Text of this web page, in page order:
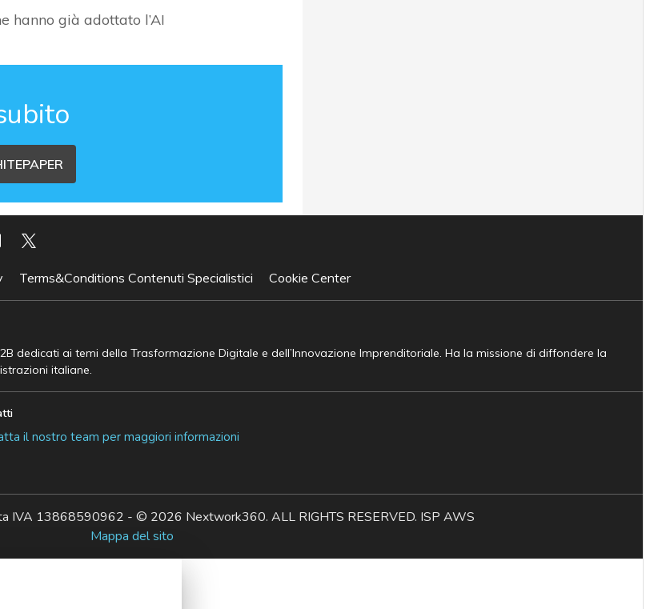
hanno già adottato l’AI
Terms&Conditions Contenuti Specialistici Cookie Center
dedicati ai temi della Trasformazione Digitale e dell’Innovazione Imprenditoriale. Ha la missione di diffondere la
italiane.
il nostro team per maggiori informazioni
IVA 13868590962 - © 2026 Nextwork360. ALL RIGHTS RESERVED. ISP AWS
Mappa del sito